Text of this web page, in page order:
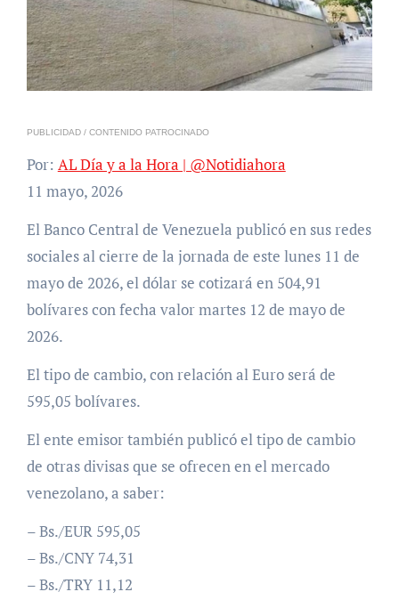
PUBLICIDAD / CONTENIDO PATROCINADO
Por: AL Día y a la Hora | @Notidiahora
11 mayo, 2026
El Banco Central de Venezuela publicó en sus redes
sociales al cierre de la jornada de este lunes 11 de
mayo de 2026, el dólar se cotizará en 504,91
bolívares con fecha valor martes 12 de mayo de
2026.
El tipo de cambio, con relación al Euro será de
595,05 bolívares.
El ente emisor también publicó el tipo de cambio
de otras divisas que se ofrecen en el mercado
venezolano, a saber:
– Bs./EUR 595,05
– Bs./CNY 74,31
– Bs./TRY 11,12